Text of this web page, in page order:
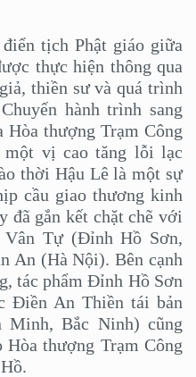
tịch Phật giáo giữa
thực hiện thông qua
thiền sư và quá trình
hành trình sang
Hòa thượng Trạm Công
một vị cao tăng lỗi lạc
thời Hậu Lê là một sự
cầu giao thương kinh
đã gắn kết chặt chẽ với
Tự (Đỉnh Hồ Sơn,
An (Hà Nội). Bên cạnh
tác phẩm Đỉnh Hồ Sơn
Điền An Thiền tái bản
Minh, Bắc Ninh) cũng
thượng Trạm Công